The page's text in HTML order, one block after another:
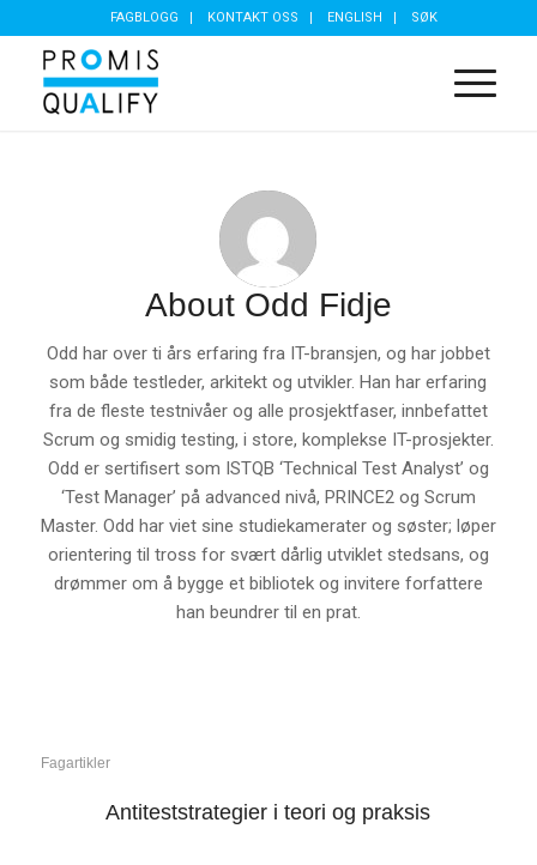
FAGBLOGG KONTAKT OSS ENGLISH SØK
About Odd Fidje
Odd har over ti års erfaring fra IT-bransjen, og har jobbet
som både testleder, arkitekt og utvikler. Han har erfaring
fra de fleste testnivåer og alle prosjektfaser, innbefattet
Scrum og smidig testing, i store, komplekse IT-prosjekter.
Odd er sertifisert som ISTQB ‘Technical Test Analyst’ og
‘Test Manager’ på advanced nivå, PRINCE2 og Scrum
Master. Odd har viet sine studiekamerater og søster; løper
orientering til tross for svært dårlig utviklet stedsans, og
drømmer om å bygge et bibliotek og invitere forfattere
han beundrer til en prat.
Fagartikler
Antiteststrategier i teori og praksis